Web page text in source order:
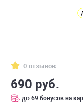
0 отзывов
690 руб.
до 69 бонусов на